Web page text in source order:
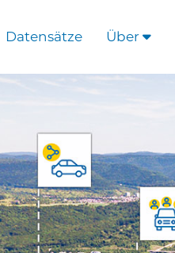
Datensätze Über